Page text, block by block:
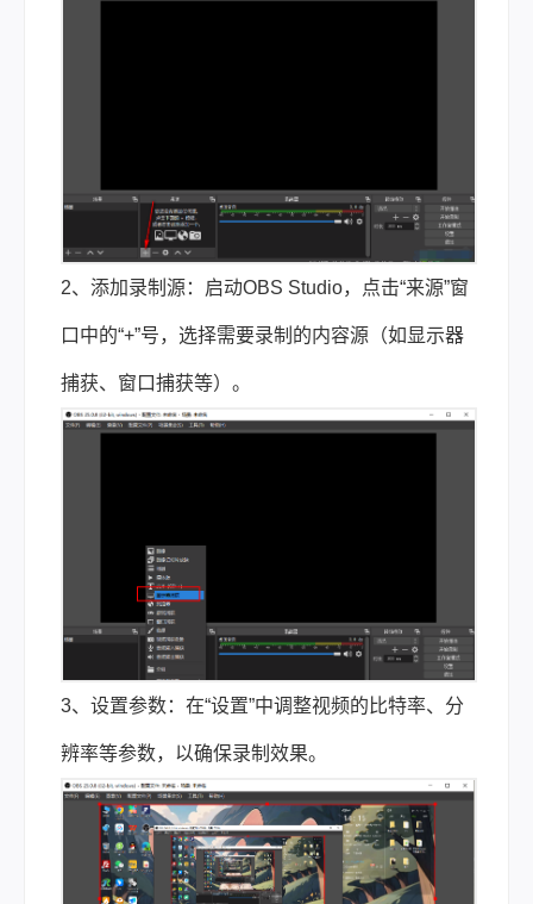
2、添加录制源：启动OBS Studio，点击“来源”窗
口中的“+”号，选择需要录制的内容源（如显示器
捕获、窗口捕获等）。
3、设置参数：在“设置”中调整视频的比特率、分
辨率等参数，以确保录制效果。